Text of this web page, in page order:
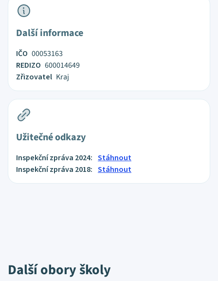
Další informace
IČO 00053163
REDIZO 600014649
Zřizovatel Kraj
Užitečné odkazy
Inspekční zpráva 2024: Stáhnout
Inspekční zpráva 2018: Stáhnout
Další obory školy